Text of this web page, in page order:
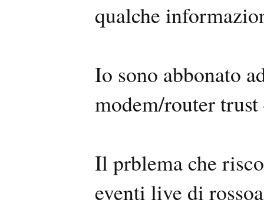
qualche
Io sono abbonato
modem/router trust
Il prblema che
eventi live di